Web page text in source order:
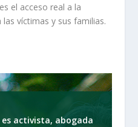
el acceso real a la
víctimas y sus familias.
activista, abogada